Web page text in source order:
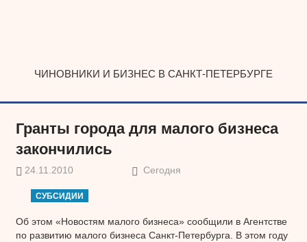
ЧИНОВНИКИ И БИЗНЕС В САНКТ-ПЕТЕРБУРГЕ
Гранты города для малого бизнеса
закончились
24.11.2010 Сегодня
СУБСИДИИ
Об этом «Новостям малого бизнеса» сообщили в Агентстве
по развитию малого бизнеса Санкт-Петербурга. В этом году